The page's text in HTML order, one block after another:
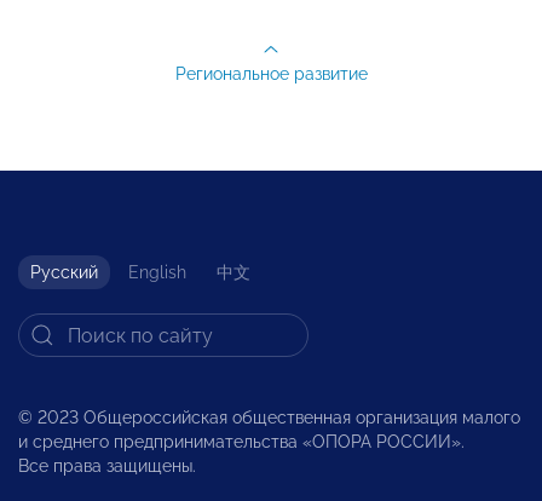
Региональное развитие
Русский English 中文
© 2023 Общероссийская общественная организация малого
и среднего предпринимательства «ОПОРА РОССИИ».
Все права защищены.